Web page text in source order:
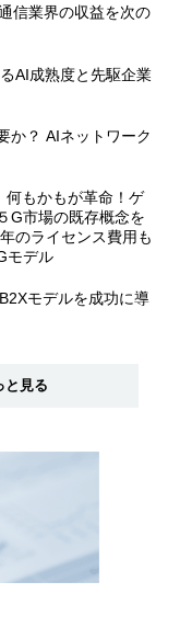
信業界の収益を次の
AI成熟度と先駆企業
か？ AIネットワーク
何もかもが革命！ゲ
G市場の既存概念を
のライセンス費用も
モデル
モデルを成功に導
と見る